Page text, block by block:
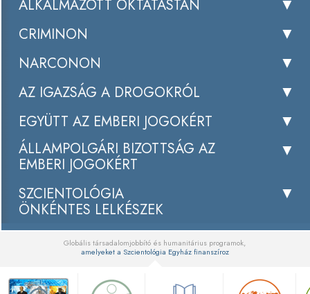
ALKALMAZOTT OKTATÁSTAN
CRIMINON
NARCONON
AZ IGAZSÁG A DROGOKRÓL
EGYÜTT AZ EMBERI JOGOKÉRT
ÁLLAMPOLGÁRI BIZOTTSÁG AZ
EMBERI JOGOKÉRT
SZCIENTOLÓGIA
ÖNKÉNTES LELKÉSZEK
Globális társadalomjobbító és humanitárius programok,
amelyeket a Szcientológia Egyház finanszíroz